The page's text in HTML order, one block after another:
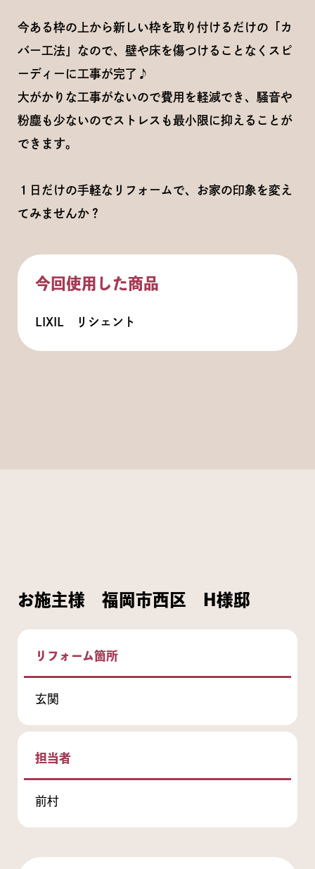
今ある枠の上から新しい枠を取り付けるだけの「カ
バー工法」なので、壁や床を傷つけることなくスピ
ーディーに工事が完了♪
大がかりな工事がないので費用を軽減でき、騒音や
粉塵も少ないのでストレスも最小限に抑えることが
できます。
１日だけの手軽なリフォームで、お家の印象を変え
てみませんか？
今回使用した商品
LIXIL リシェント
お施主様 福岡市西区 H様邸
リフォーム箇所
玄関
担当者
前村